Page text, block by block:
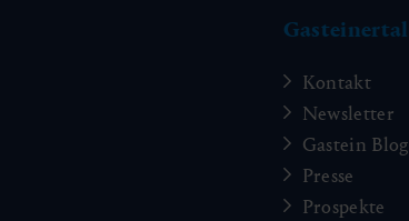
Gasteinertal
Kontakt
Newsletter
Gastein Blog
Presse
Prospekte